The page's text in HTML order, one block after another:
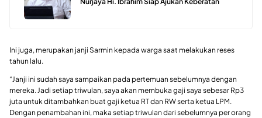
Ini juga, merupakan janji Sarmin kepada warga saat melakukan reses
tahun lalu.
“Janji ini sudah saya sampaikan pada pertemuan sebelumnya dengan
mereka. Jadi setiap triwulan, saya akan membuka gaji saya sebesar Rp3
juta untuk ditambahkan buat gaji ketua RT dan RW serta ketua LPM.
Dengan penambahan ini, maka setiap triwulan dari sebelumnya per orang